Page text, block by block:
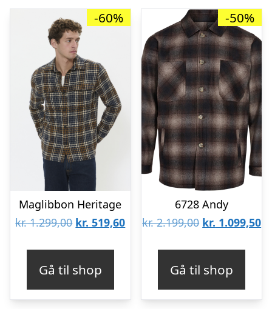
-60%
Maglibbon Heritage
kr.1.299,00 Den
kr. 1.299,00.
kr. 519,60Den
kr. 519,60.
Gå til shop
-50%
6728 Andy
kr.2.199,00 Den
kr. 2.199,00.
kr. 1.099,50
Gå til shop